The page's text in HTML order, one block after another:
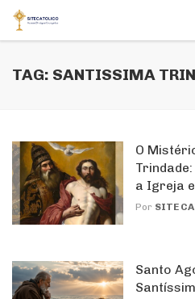
TAG: SANTISSIMA
O
a Igreja
Por SITE
Santo